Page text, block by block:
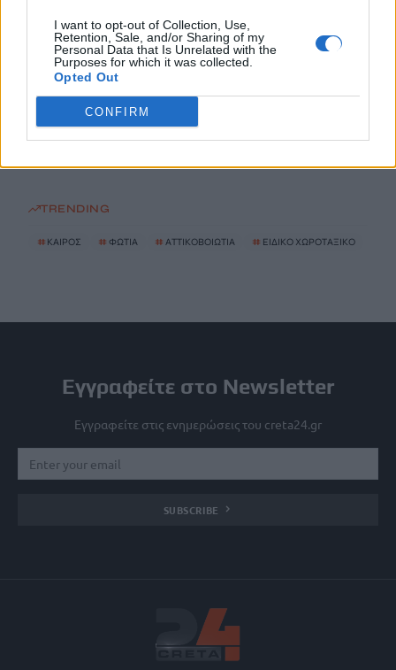
I want to opt-out of Collection, Use,
Retention, Sale, and/or Sharing of my
Personal Data that Is Unrelated with the
Purposes for which it was collected.
Opted Out
CONFIRM
Ειδικό Χωροταξικό για τον Τουρισμό: Οι νέοι κανόνες για
επενδύσεις, νησιά και προορισμούς υπό πίεση
8 Αυγούστου, 2026
Σούπερ Μάρκετ: Και νέοι κωδικοί στις μειώσεις στα ράφια
8 Αυγούστου, 2026
TRENDING
# ΚΑΙΡΟΣ # ΦΩΤΙΑ # ΑΤΤΙΚΟΒΟΙΩΤΙΑ # ΕΙΔΙΚΟ ΧΩΡΟΤΑΞΙΚΟ
Εγγραφείτε στο Newsletter
Εγγραφείτε στις ενημερώσεις του creta24.gr
SUBSCRIBE